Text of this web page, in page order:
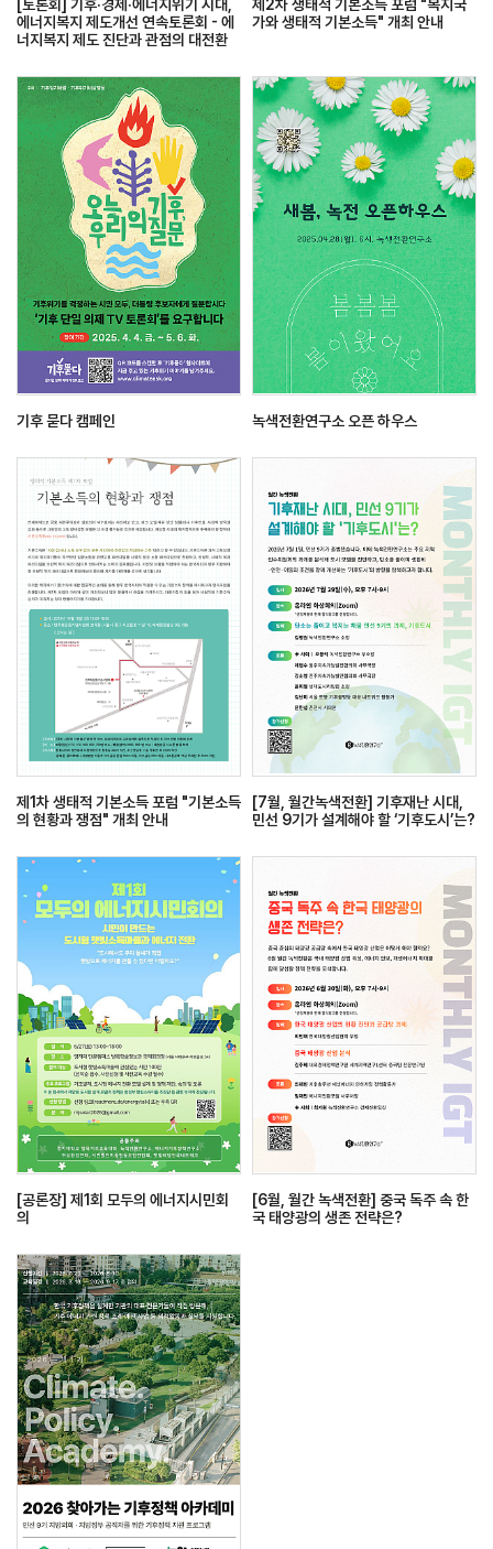
[토론회] 기후·경제·에너지위기 시대,
에너지복지 제도개선 연속토론회 - 에
너지복지 제도 진단과 관점의 대전환
제2차 생태적 기본소득 포럼 "복지국
가와 생태적 기본소득" 개최 안내
기후 묻다 캠페인 녹색전환연구소 오픈 하우스
제1차 생태적 기본소득 포럼 "기본소득
의 현황과 쟁점" 개최 안내
[7월, 월간녹색전환] 기후재난 시대,
민선 9기가 설계해야 할 ‘기후도시’는?
[공론장] 제1회 모두의 에너지시민회
의
[6월, 월간 녹색전환] 중국 독주 속 한
국 태양광의 생존 전략은?